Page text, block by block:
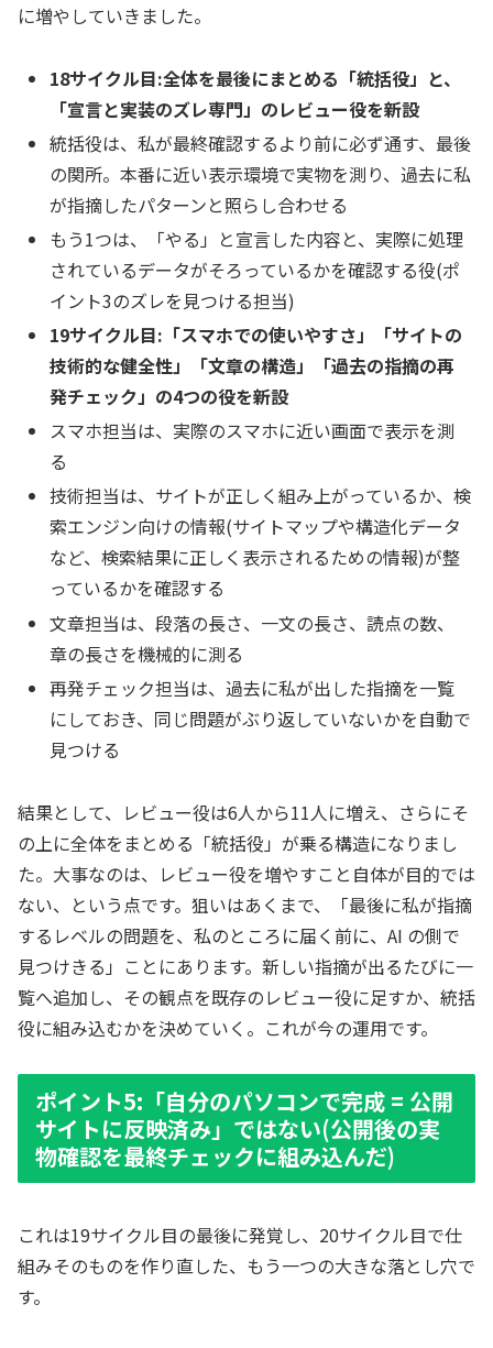
に増やしていきました。
18サイクル目:全体を最後にまとめる「統括役」と、
「宣言と実装のズレ専門」のレビュー役を新設
統括役は、私が最終確認するより前に必ず通す、最後
の関所。本番に近い表示環境で実物を測り、過去に私
が指摘したパターンと照らし合わせる
もう1つは、「やる」と宣言した内容と、実際に処理
されているデータがそろっているかを確認する役(ポ
イント3のズレを見つける担当)
19サイクル目:「スマホでの使いやすさ」「サイトの
技術的な健全性」「文章の構造」「過去の指摘の再
発チェック」の4つの役を新設
スマホ担当は、実際のスマホに近い画面で表示を測
る
技術担当は、サイトが正しく組み上がっているか、検
索エンジン向けの情報(サイトマップや構造化データ
など、検索結果に正しく表示されるための情報)が整
っているかを確認する
文章担当は、段落の長さ、一文の長さ、読点の数、
章の長さを機械的に測る
再発チェック担当は、過去に私が出した指摘を一覧
にしておき、同じ問題がぶり返していないかを自動で
見つける
結果として、レビュー役は6人から11人に増え、さらにそ
の上に全体をまとめる「統括役」が乗る構造になりまし
た。大事なのは、レビュー役を増やすこと自体が目的では
ない、という点です。狙いはあくまで、「最後に私が指摘
するレベルの問題を、私のところに届く前に、AI の側で
見つけきる」ことにあります。新しい指摘が出るたびに一
覧へ追加し、その観点を既存のレビュー役に足すか、統括
役に組み込むかを決めていく。これが今の運用です。
ポイント5:「自分のパソコンで完成 = 公開
サイトに反映済み」ではない(公開後の実
物確認を最終チェックに組み込んだ)
これは19サイクル目の最後に発覚し、20サイクル目で仕
組みそのものを作り直した、もう一つの大きな落とし穴で
す。